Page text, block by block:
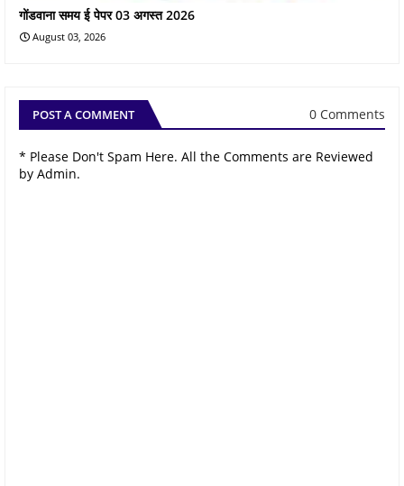
गोंडवाना समय ई पेपर 03 अगस्त 2026
August 03, 2026
POST A COMMENT 0 Comments
* Please Don't Spam Here. All the Comments are Reviewed
by Admin.